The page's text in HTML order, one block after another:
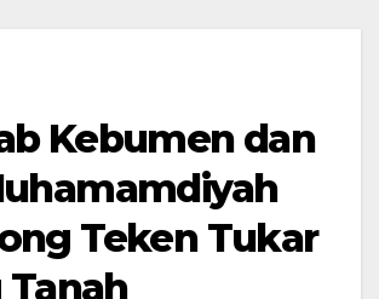
Kebumen dan
Teken Tukar